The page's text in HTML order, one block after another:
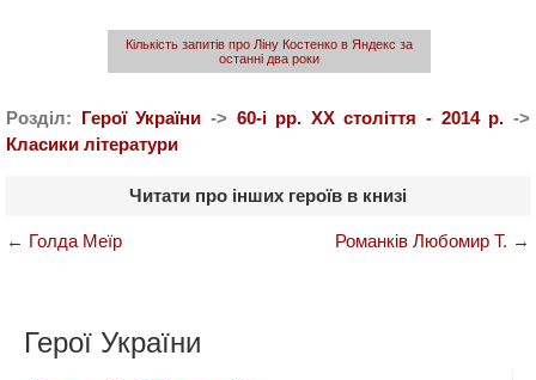
Кількість запитів про Ліну Костенко в Яндекс за
останні два роки
Розділ: Герої України -> 60-і рр. ХХ століття - 2014 р. ->
Класики літератури
Читати про інших героїв в книзі
← Голда Меїр Романків Любомир Т. →
Герої України